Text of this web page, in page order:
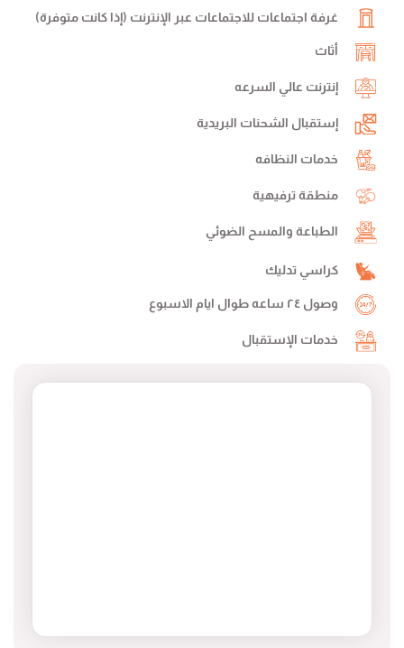
غرفة اجتماعات للاجتماعات عبر الإنترنت (إذا كانت متوفرة)
أثاث
إنترنت عالي السرعه
إستقبال الشحنات البريدية
خدمات النظافه
منطقة ترفيهية
الطباعة والمسح الضوئي
كراسي تدليك
وصول ٢٤ ساعه طوال ايام الاسبوع
خدمات الإستقبال